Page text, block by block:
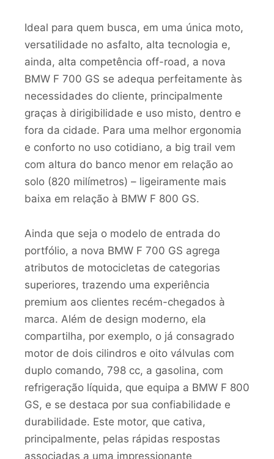
Ideal para quem busca, em uma única moto,
versatilidade no asfalto, alta tecnologia e,
ainda, alta competência off-road, a nova
BMW F 700 GS se adequa perfeitamente às
necessidades do cliente, principalmente
graças à dirigibilidade e uso misto, dentro e
fora da cidade. Para uma melhor ergonomia
e conforto no uso cotidiano, a big trail vem
com altura do banco menor em relação ao
solo (820 milímetros) – ligeiramente mais
baixa em relação à BMW F 800 GS.
Ainda que seja o modelo de entrada do
portfólio, a nova BMW F 700 GS agrega
atributos de motocicletas de categorias
superiores, trazendo uma experiência
premium aos clientes recém-chegados à
marca. Além de design moderno, ela
compartilha, por exemplo, o já consagrado
motor de dois cilindros e oito válvulas com
duplo comando, 798 cc, a gasolina, com
refrigeração líquida, que equipa a BMW F 800
GS, e se destaca por sua confiabilidade e
durabilidade. Este motor, que cativa,
principalmente, pelas rápidas respostas
associadas a uma impressionante